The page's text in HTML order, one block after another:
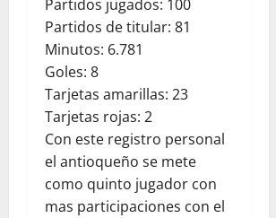
Partidos jugados: 100
Partidos de titular: 81
Minutos: 6.781
Goles: 8
Tarjetas amarillas: 23
Tarjetas rojas: 2
Con este registro personal
el antioqueño se mete
como quinto jugador con
mas participaciones con el